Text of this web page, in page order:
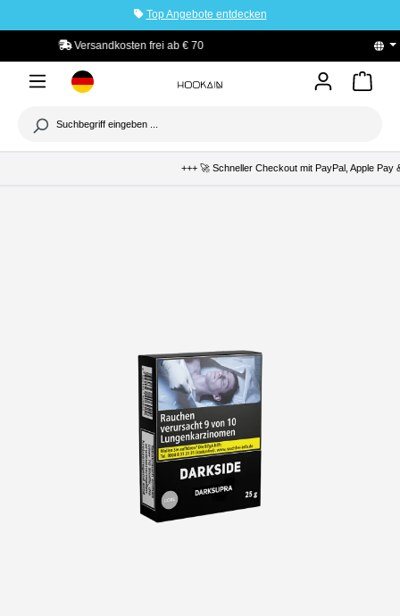
Top Angebote entdecken
PayPal Käuferschutz
+++ 🚀 Schneller Checkout mit PayPal, Apple Pay